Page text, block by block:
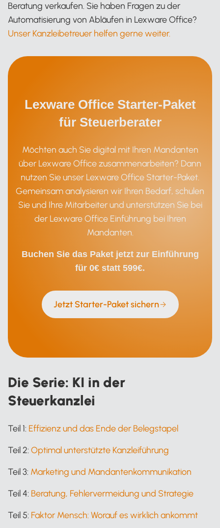
Beratung verkaufen. Sie haben Fragen zu der
Automatisierung von Abläufen in Lexware Office?
Unser Kanzleibetreuer helfen gerne weiter.
Lexware Office Starter-Paket
für Steuerberater
Möchten auch Sie digital mit Ihren Mandanten
über Lexware Office zusammenarbeiten? Dann
nutzen Sie unser Lexware Office Starter-Paket.
Gemeinsam analysieren wir Ihren Bedarf, schulen
Sie und Ihre Mitarbeiter und unterstützen Sie bei
der Lexware Office Einführung bei Ihren
Mandanten.
Buchen Sie das Paket jetzt zur Einführung
für 0€ statt 599€.
Jetzt Starter-Paket sichern
Die Serie: KI in der
Steuerkanzlei
Teil 1: Effizienz und das Ende der Belegstapel
Teil 2: Optimal unterstützte Kanzleiführung
Teil 3: Marketing und Mandantenkommunikation
Teil 4: Beratung, Fehlervermeidung und Strategie
Teil 5: Faktor Mensch: Worauf es wirklich ankommt